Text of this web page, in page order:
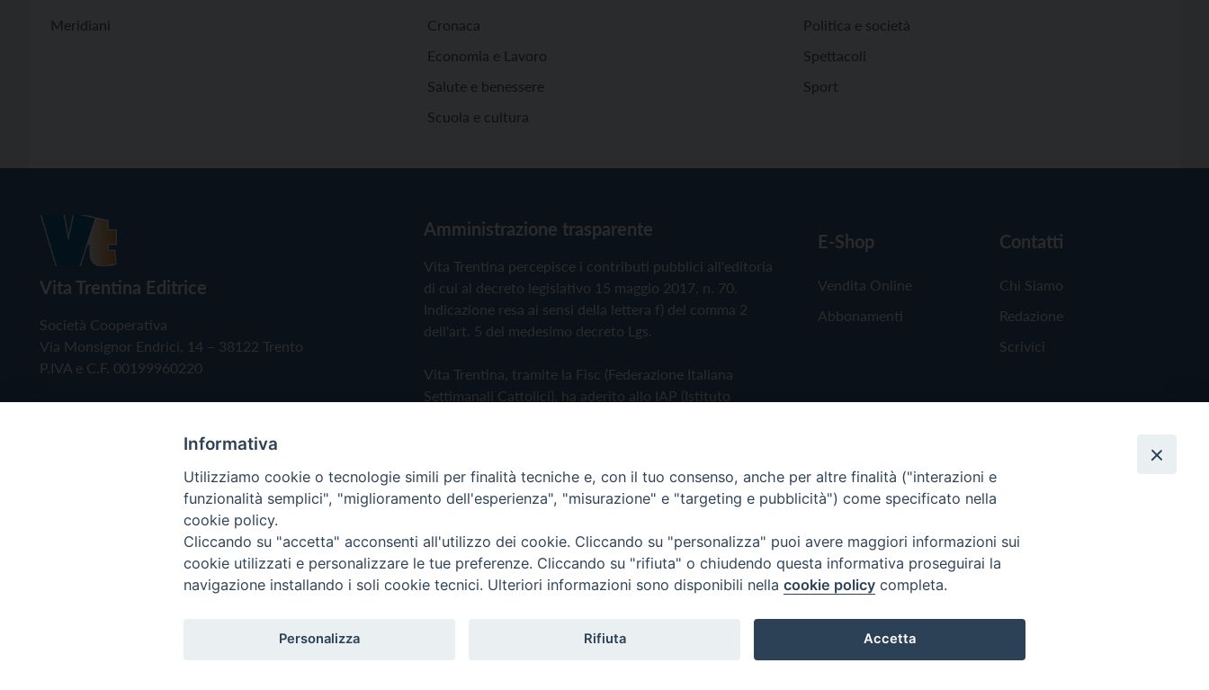
Meridiani
Cronaca
Economia e Lavoro
Salute e benessere
Scuola e cultura
Politica e società
Spettacoli
Sport
Vita Trentina Editrice
Società Cooperativa
Via Monsignor Endrici, 14 – 38122 Trento
P.IVA e C.F. 00199960220
Amministrazione trasparente
Vita Trentina percepisce i contributi pubblici all'editoria
di cui al decreto legislativo 15 maggio 2017, n. 70.
Indicazione resa ai sensi della lettera f) del comma 2
dell'art. 5 del medesimo decreto Lgs.
Vita Trentina, tramite la Fisc (Federazione Italiana
Settimanali Cattolici), ha aderito allo IAP (Istituto
Privacy Policy Cookie Policy
E-Shop
Vendita Online
Abbonamenti
Contatti
Chi Siamo
Redazione
Scrivici
Copyright © 2019 - Tutti i diritti riservati - Vita Trentina Editrice
Informativa
Utilizziamo cookie o tecnologie simili per finalità tecniche e, con il tuo consenso, anche per altre finalità ("interazioni e
funzionalità semplici", "miglioramento dell'esperienza", "misurazione" e "targeting e pubblicità") come specificato nella
cookie policy.
Cliccando su "accetta" acconsenti all'utilizzo dei cookie. Cliccando su "personalizza" puoi avere maggiori informazioni sui
cookie utilizzati e personalizzare le tue preferenze. Cliccando su "rifiuta" o chiudendo questa informativa proseguirai la
navigazione installando i soli cookie tecnici. Ulteriori informazioni sono disponibili nella cookie policy completa.
Personalizza Rifiuta Accetta